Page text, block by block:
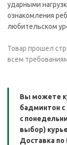
ударными
ознакомления
любительском
Товар прошел
всем
Вы можете
бадминтон
с
выбор)
Доставка по